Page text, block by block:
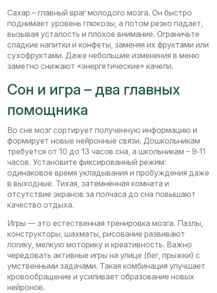
Сахар – главный враг молодого мозга. Он быстро
поднимает уровень глюкозы, а потом резко падает,
вызывая усталость и плохое внимание. Ограничьте
сладкие напитки и конфеты, заменяя их фруктами или
сухофруктами. Даже небольшие изменения в меню
заметно снижают «энергетические» качели.
Сон и игра – два главных
помощника
Во сне мозг сортирует полученную информацию и
формирует новые нейронные связи. Дошкольникам
требуется от 10 до 13 часов сна, а школьникам – 9‑11
часов. Установите фиксированный режим:
одинаковое время укладывания и пробуждения даже
в выходные. Тихая, затемнённая комната и
отсутствие экранов за полчаса до сна повышают
качество отдыха.
Игры — это естественная тренировка мозга. Пазлы,
конструкторы, шахматы, рисование развивают
логику, мелкую моторику и креативность. Важно
чередовать активные игры на улице (бег, прыжки) с
умственными задачами. Такая комбинация улучшает
кровообращение и усиливает образование новых
нейронов.